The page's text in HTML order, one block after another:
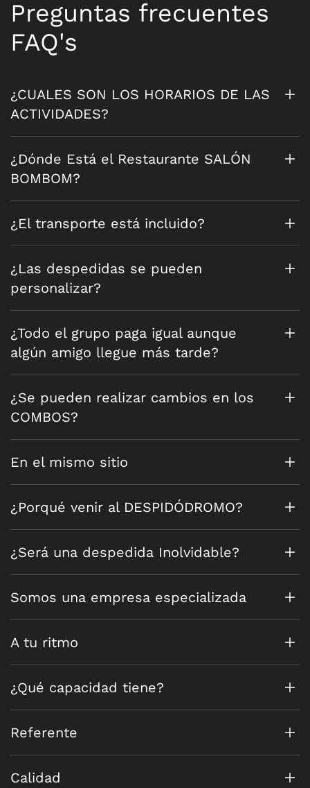
Preguntas frecuentes
FAQ's
¿CUALES SON LOS HORARIOS DE LAS
ACTIVIDADES?
¿Dónde Está el Restaurante SALÓN
BOMBOM?
¿El transporte está incluido?
¿Las despedidas se pueden
personalizar?
¿Todo el grupo paga igual aunque
algún amigo llegue más tarde?
¿Se pueden realizar cambios en los
COMBOS?
En el mismo sitio
¿Porqué venir al DESPIDÓDROMO?
¿Será una despedida Inolvidable?
Somos una empresa especializada
A tu ritmo
¿Qué capacidad tiene?
Referente
Calidad